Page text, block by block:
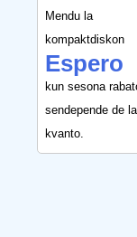
Mendu la
kompaktdiskon
Espero
kun sesona
sendepende de la
kvanto.